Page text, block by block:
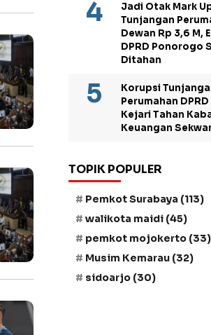
Jadi Otak Mark
Tunjangan
Dewan Rp 3,6 M,
DPRD Ponorogo
Ditahan
Korupsi
Perumahan
Kejari Tahan
Keuangan
TOPIK POPULER
Pemkot Surabaya (113)
walikota maidi (45)
pemkot mojokerto (33)
Musim Kemarau (32)
sidoarjo (30)